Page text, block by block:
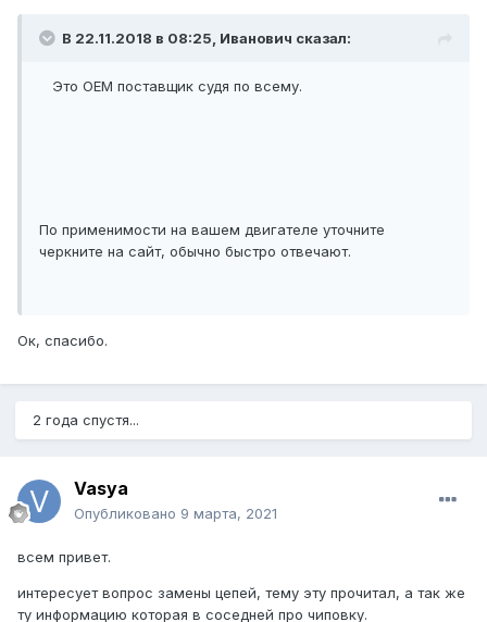
В 22.11.2018 в 08:25, Иванович сказал:
Это ОЕМ поставщик судя по всему.
По применимости на вашем двигателе уточните
черкните на сайт, обычно быстро отвечают.
Ок, спасибо.
2 года спустя...
Vasya
Опубликовано 9 марта, 2021
всем привет.
интересует вопрос замены цепей, тему эту прочитал, а так же
ту информацию которая в соседней про чиповку.